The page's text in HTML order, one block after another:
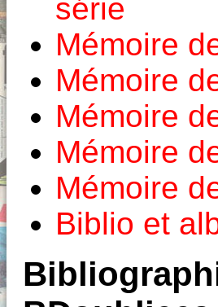
série
Mémoire
Mémoire
Mémoire
Mémoire
Mémoire
Biblio et